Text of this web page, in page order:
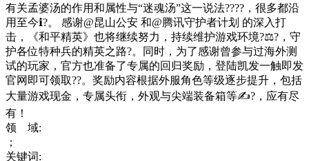
有关孟婆汤的作用和属性与“迷魂汤”这一说法????，很多都沿
用至今ℹ?。 感谢@昆山公安 和@腾讯守护者计划 的深入打
击，《和平精英》也将继续努力，持续维护游戏环境?⚖?，守
护各位特种兵的精英之路?。同时，为了感谢曾参与过海外测
试的玩家，官方也准备了专属的回归奖励，登陆凯发一触即发
官网即可领取??。奖励内容根据外服角色等级逐步提升，包括
大量游戏现金，专属头衔，外观与尖端装备箱等✍?，应有尽
有！
领 域:
；
关键词: